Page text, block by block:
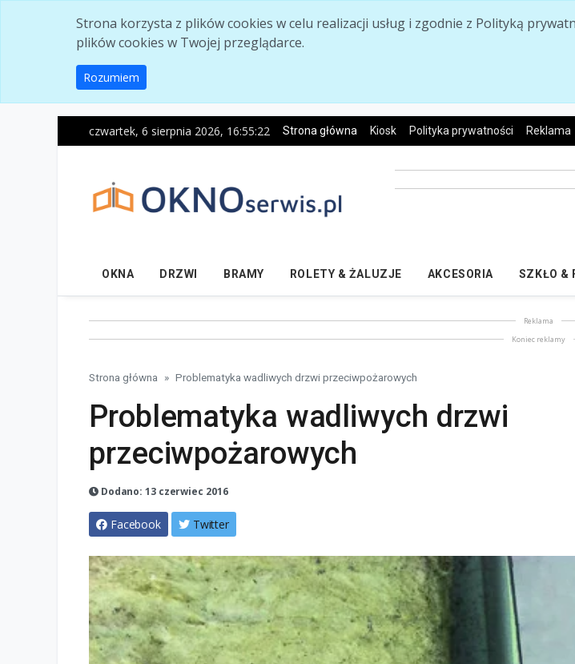
Strona korzysta z plików cookies w celu realizacji usług i zgodnie z Polityką
plików cookies w Twojej przeglądarce.
Rozumiem
czwartek, 6 sierpnia 2026, 16:55:24 Strona główna Kiosk Polityka prywatności Reklama
OKNA DRZWI BRAMY ROLETY & ŻALUZJE AKCESORIA SZKŁO &
Reklama
Koniec reklamy
Strona główna Problematyka wadliwych drzwi przeciwpożarowych
Problematyka wadliwych drzwi
przeciwpożarowych
Dodano: 13 czerwiec 2016
Facebook Twitter